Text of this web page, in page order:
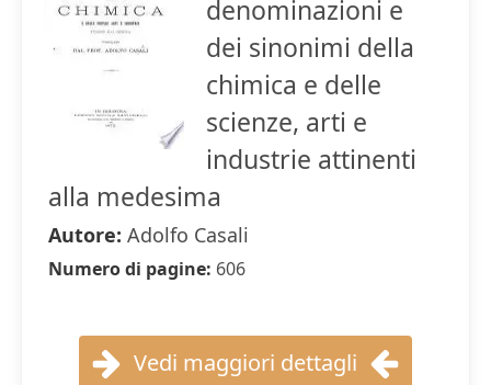
denominazioni e
dei sinonimi della
chimica e delle
scienze, arti e
industrie attinenti
alla medesima
Autore: Adolfo Casali
Numero di pagine: 606
Vedi maggiori dettagli